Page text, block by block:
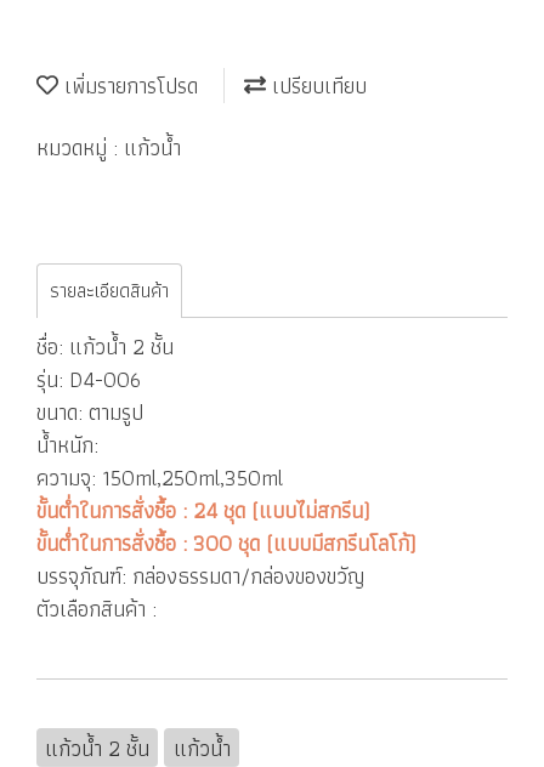
เพิ่มรายการโปรด
เปรียบเทียบ
หมวดหมู่ : แก้วน้ำ
รายละเอียดสินค้า
ชื่อ: แก้วน้ำ 2 ชั้น
รุ่น: D4-006
ขนาด: ตามรูป
น้ำหนัก:
ความจุ: 150ml,250ml,350ml
ขั้นต่ำในการสั่งซื้อ : 24 ชุด (แบบไม่สกรีน)
ขั้นต่ำในการสั่งซื้อ : 300 ชุด (แบบมีสกรีนโลโก้)
บรรจุภัณฑ์: กล่องธรรมดา/กล่องของขวัญ
ตัวเลือกสินค้า :
แก้วน้ำ 2 ชั้น แก้วน้ำ